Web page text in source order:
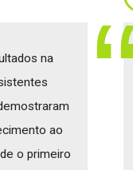
na
ao
o primeiro